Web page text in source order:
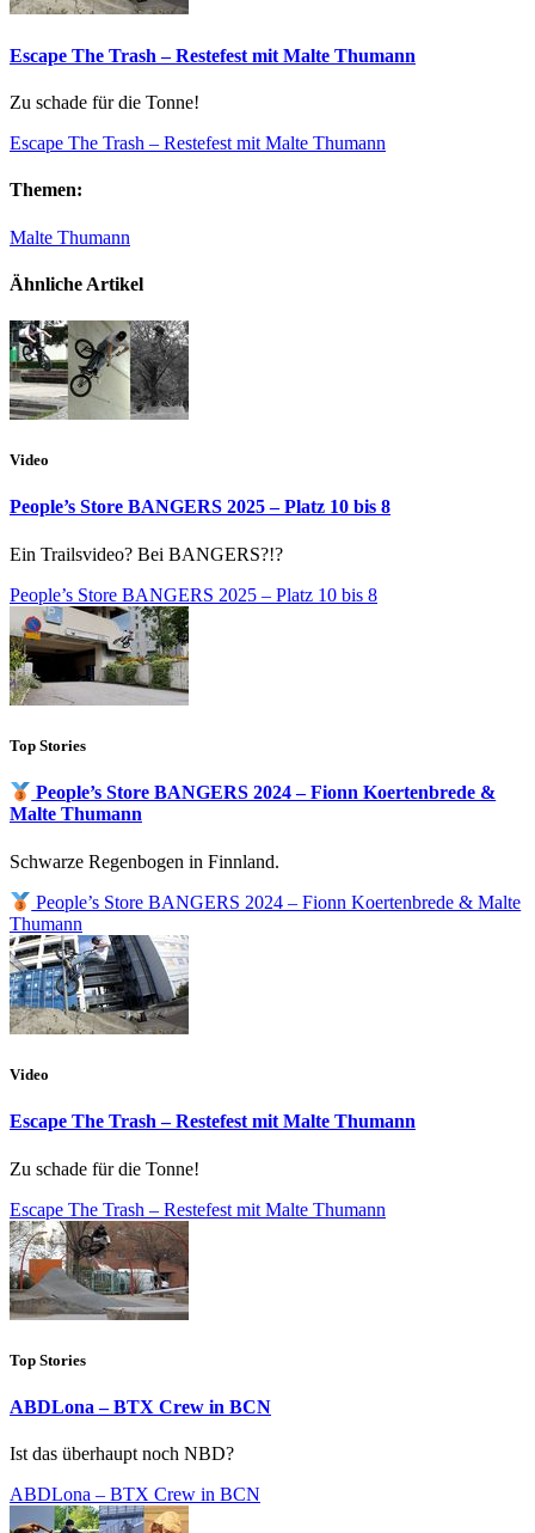
Escape The Trash – Restefest mit Malte Thumann
Zu schade für die Tonne!
Escape The Trash – Restefest mit Malte Thumann
Themen:
Malte Thumann
Ähnliche Artikel
Video
People’s Store BANGERS 2025 – Platz 10 bis 8
Ein Trailsvideo? Bei BANGERS?!?
People’s Store BANGERS 2025 – Platz 10 bis 8
Top Stories
People’s Store BANGERS 2024 – Fionn Koertenbrede &
Malte Thumann
Schwarze Regenbogen in Finnland.
People’s Store BANGERS 2024 – Fionn Koertenbrede & Malte
Thumann
Video
Escape The Trash – Restefest mit Malte Thumann
Zu schade für die Tonne!
Escape The Trash – Restefest mit Malte Thumann
Top Stories
ABDLona – BTX Crew in BCN
Ist das überhaupt noch NBD?
ABDLona – BTX Crew in BCN